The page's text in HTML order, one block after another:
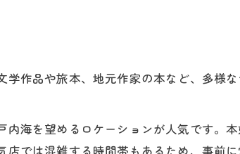
作品や旅本、地元作家の本など、多様
海を望めるロケーションが人気です。
では混雑する時間帯もあるため、事前